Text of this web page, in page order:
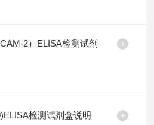
2）ELISA检测试剂
检测试剂盒说明